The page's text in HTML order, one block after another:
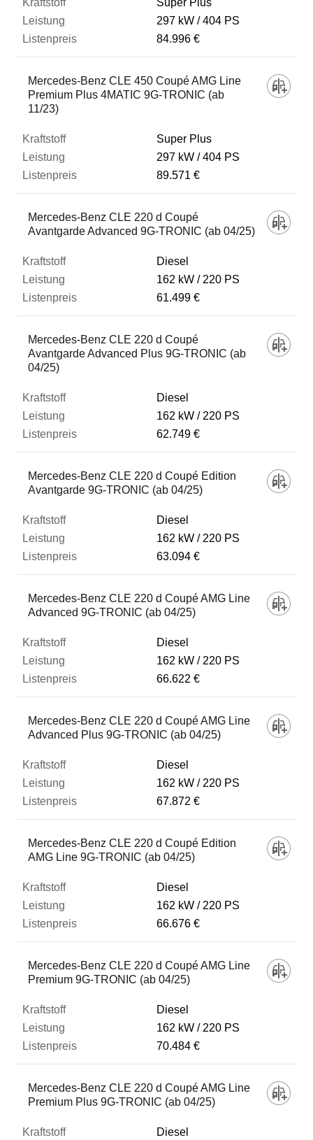
Super Plus
297 kW
404 PS
84.996 €
Mercedes-Benz CLE 450 Coupé AMG Line
Premium Plus 4MATIC 9G-TRONIC (ab
11/23)
Super Plus
297 kW
404 PS
89.571 €
Mercedes-Benz CLE 220 d Coupé
Avantgarde Advanced 9G-TRONIC (ab 04/25)
Diesel
162 kW
220 PS
61.499 €
Mercedes-Benz CLE 220 d Coupé
Avantgarde Advanced Plus 9G-TRONIC (ab
04/25)
Diesel
162 kW
220 PS
62.749 €
Mercedes-Benz CLE 220 d Coupé Edition
Avantgarde 9G-TRONIC (ab 04/25)
Diesel
162 kW
220 PS
63.094 €
Mercedes-Benz CLE 220 d Coupé AMG Line
Advanced 9G-TRONIC (ab 04/25)
Diesel
162 kW
220 PS
66.622 €
Mercedes-Benz CLE 220 d Coupé AMG Line
Advanced Plus 9G-TRONIC (ab 04/25)
Diesel
162 kW
220 PS
67.872 €
Mercedes-Benz CLE 220 d Coupé Edition
AMG Line 9G-TRONIC (ab 04/25)
Diesel
162 kW
220 PS
66.676 €
Mercedes-Benz CLE 220 d Coupé AMG Line
Premium 9G-TRONIC (ab 04/25)
Diesel
162 kW
220 PS
70.484 €
Mercedes-Benz CLE 220 d Coupé AMG Line
Premium Plus 9G-TRONIC (ab 04/25)
Diesel